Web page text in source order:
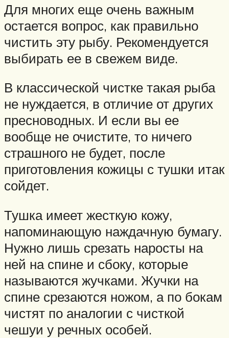
Для многих еще очень важным
остается вопрос, как правильно
чистить эту рыбу. Рекомендуется
выбирать ее в свежем виде.
В классической чистке такая рыба
не нуждается, в отличие от других
пресноводных. И если вы ее
вообще не очистите, то ничего
страшного не будет, после
приготовления кожицы с тушки итак
сойдет.
Тушка имеет жесткую кожу,
напоминающую наждачную бумагу.
Нужно лишь срезать наросты на
ней на спине и сбоку, которые
называются жучками. Жучки на
спине срезаются ножом, а по бокам
чистят по аналогии с чисткой
чешуи у речных особей.